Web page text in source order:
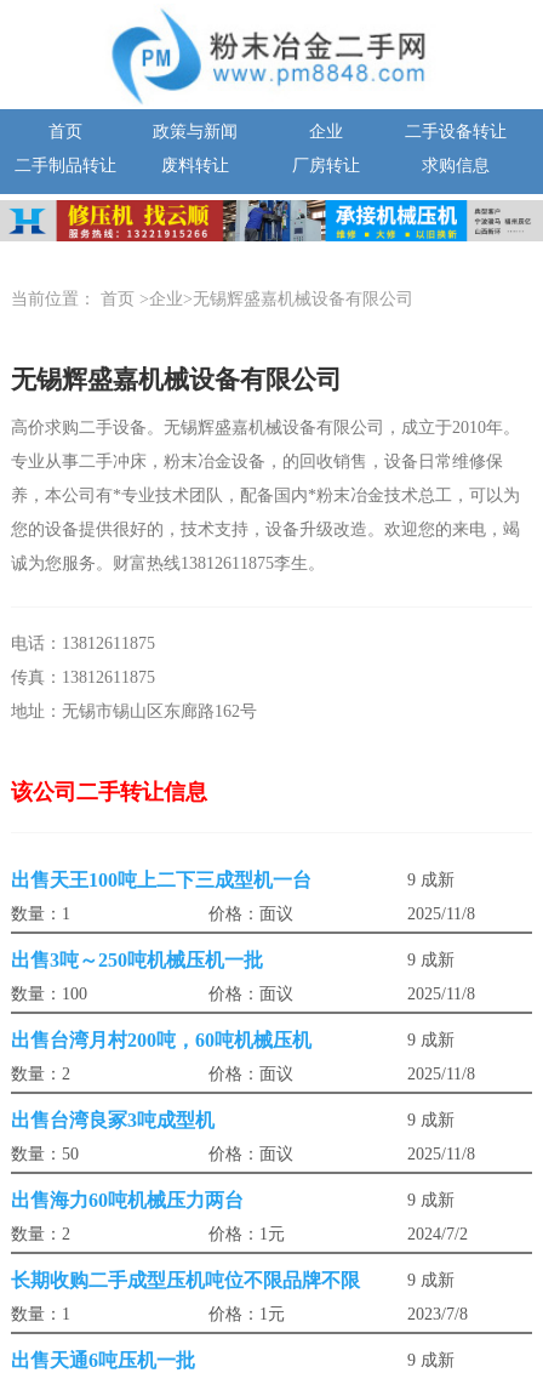
首页 政策与新闻 企业
二手设备转让
二手制品转让
废料转让 厂房转让 求购信息
当前位置： 首页 >企业>无锡辉盛嘉机械设备有限公司
无锡辉盛嘉机械设备有限公司
高价求购二手设备。无锡辉盛嘉机械设备有限公司，成立于2010年。
专业从事二手冲床，粉末冶金设备，的回收销售，设备日常维修保
养，本公司有*专业技术团队，配备国内*粉末冶金技术总工，可以为
您的设备提供很好的，技术支持，设备升级改造。欢迎您的来电，竭
诚为您服务。财富热线13812611875李生。
电话：13812611875
传真：13812611875
地址：无锡市锡山区东廊路162号
该公司二手转让信息
出售天王100吨上二下三成型机一台
9 成新
数量：1
价格：面议 2025/11/8
出售3吨～250吨机械压机一批
9 成新
数量：100
价格：面议 2025/11/8
出售台湾月村200吨，60吨机械压机
9 成新
数量：2
价格：面议 2025/11/8
出售台湾良冢3吨成型机
9 成新
数量：50
价格：面议 2025/11/8
出售海力60吨机械压力两台
9 成新
数量：2
价格：1元 2024/7/2
长期收购二手成型压机吨位不限品牌不限
9 成新
数量：1
价格：1元 2023/7/8
出售天通6吨压机一批
9 成新